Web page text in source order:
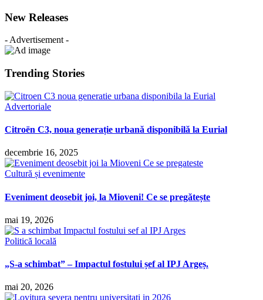
New Releases
- Advertisement -
Trending Stories
Advertoriale
Citroën C3, noua generație urbană disponibilă la Eurial
decembrie 16, 2025
Cultură și evenimente
Eveniment deosebit joi, la Mioveni! Ce se pregătește
mai 19, 2026
Politică locală
„S-a schimbat” – Impactul fostului șef al IPJ Argeș.
mai 20, 2026